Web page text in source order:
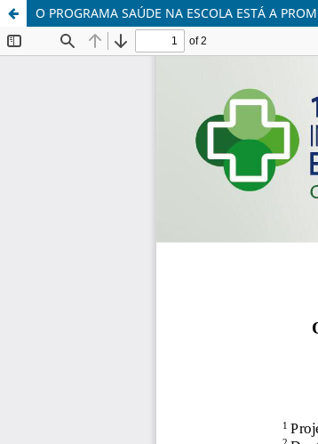
O PROGRAMA SAÚDE NA ESCOLA ESTÁ A